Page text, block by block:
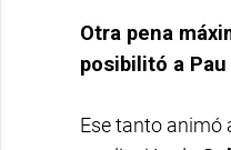
Otra pena
posibilitó a
Ese tanto animó